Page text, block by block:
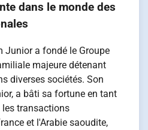
dans le monde des
Junior a fondé le Groupe
majeure détenant
diverses sociétés. Son
a bâti sa fortune en tant
transactions
et l'Arabie saoudite,